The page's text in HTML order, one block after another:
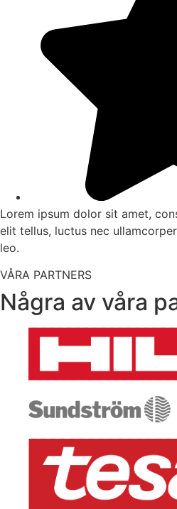
Lorem ipsum dolor sit amet,
elit tellus, luctus nec
leo.
VÅRA PARTNERS
Några av våra